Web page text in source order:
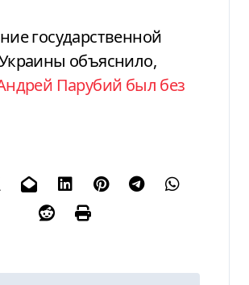
государственной
объяснило,
Парубий был без